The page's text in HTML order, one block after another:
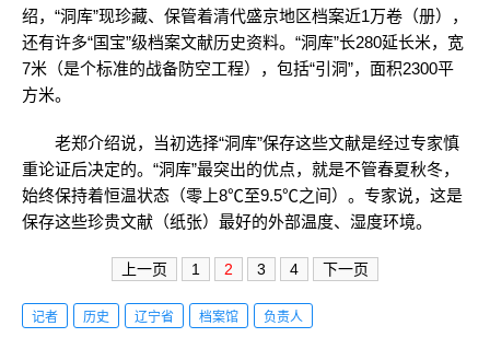
绍，“洞库”现珍藏、保管着清代盛京地区档案近1万卷（册），
还有许多“国宝”级档案文献历史资料。“洞库”长280延长米，宽
7米（是个标准的战备防空工程），包括“引洞”，面积2300平
方米。
老郑介绍说，当初选择“洞库”保存这些文献是经过专家慎
重论证后决定的。“洞库”最突出的优点，就是不管春夏秋冬，
始终保持着恒温状态（零上8℃至9.5℃之间）。专家说，这是
保存这些珍贵文献（纸张）最好的外部温度、湿度环境。
上一页 1 2 3 4 下一页
记者 历史 辽宁省 档案馆 负责人